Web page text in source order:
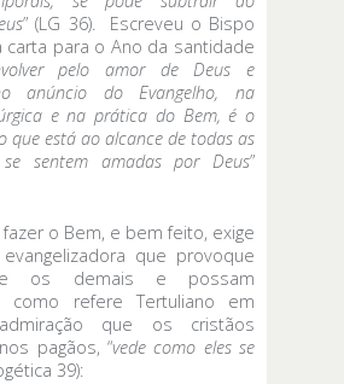
” (LG 36). Escreveu o Bispo
carta para o Ano da santidade
pelo amor de Deus e
anúncio do Evangelho, na
e na prática do Bem, é o
que está ao alcance de todas as
sentem amadas por Deus”
o Bem, e bem feito, exige
que provoque
os demais e possam
como refere Tertuliano em
que os cristãos
pagãos, “vede como eles se
39):